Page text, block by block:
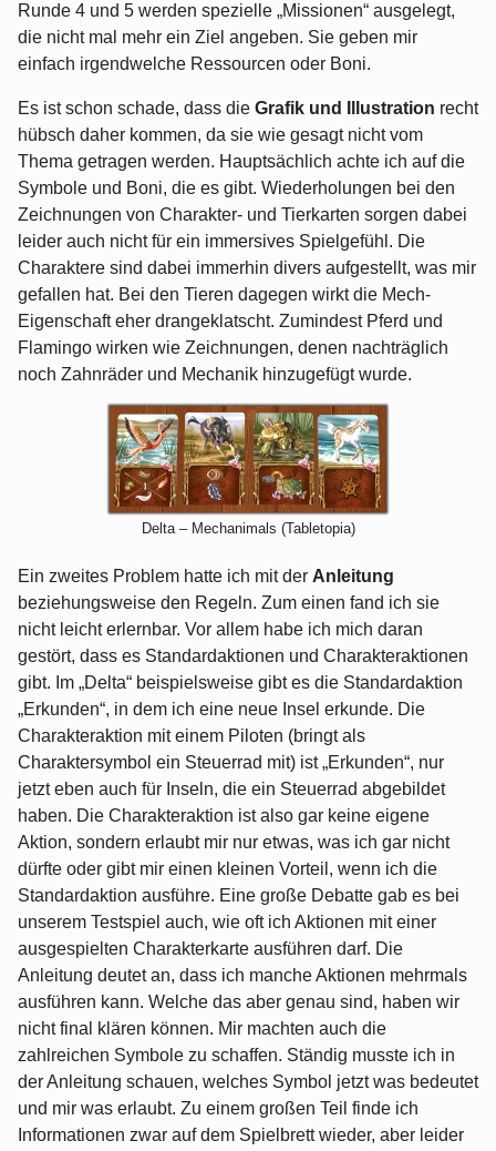
Runde 4 und 5 werden spezielle „Missionen“ ausgelegt,
die nicht mal mehr ein Ziel angeben. Sie geben mir
einfach irgendwelche Ressourcen oder Boni.
Es ist schon schade, dass die Grafik und Illustration recht
hübsch daher kommen, da sie wie gesagt nicht vom
Thema getragen werden. Hauptsächlich achte ich auf die
Symbole und Boni, die es gibt. Wiederholungen bei den
Zeichnungen von Charakter- und Tierkarten sorgen dabei
leider auch nicht für ein immersives Spielgefühl. Die
Charaktere sind dabei immerhin divers aufgestellt, was mir
gefallen hat. Bei den Tieren dagegen wirkt die Mech-
Eigenschaft eher drangeklatscht. Zumindest Pferd und
Flamingo wirken wie Zeichnungen, denen nachträglich
noch Zahnräder und Mechanik hinzugefügt wurde.
Delta – Mechanimals (Tabletopia)
Ein zweites Problem hatte ich mit der Anleitung
beziehungsweise den Regeln. Zum einen fand ich sie
nicht leicht erlernbar. Vor allem habe ich mich daran
gestört, dass es Standardaktionen und Charakteraktionen
gibt. Im „Delta“ beispielsweise gibt es die Standardaktion
„Erkunden“, in dem ich eine neue Insel erkunde. Die
Charakteraktion mit einem Piloten (bringt als
Charaktersymbol ein Steuerrad mit) ist „Erkunden“, nur
jetzt eben auch für Inseln, die ein Steuerrad abgebildet
haben. Die Charakteraktion ist also gar keine eigene
Aktion, sondern erlaubt mir nur etwas, was ich gar nicht
dürfte oder gibt mir einen kleinen Vorteil, wenn ich die
Standardaktion ausführe. Eine große Debatte gab es bei
unserem Testspiel auch, wie oft ich Aktionen mit einer
ausgespielten Charakterkarte ausführen darf. Die
Anleitung deutet an, dass ich manche Aktionen mehrmals
ausführen kann. Welche das aber genau sind, haben wir
nicht final klären können. Mir machten auch die
zahlreichen Symbole zu schaffen. Ständig musste ich in
der Anleitung schauen, welches Symbol jetzt was bedeutet
und mir was erlaubt. Zu einem großen Teil finde ich
Informationen zwar auf dem Spielbrett wieder, aber leider